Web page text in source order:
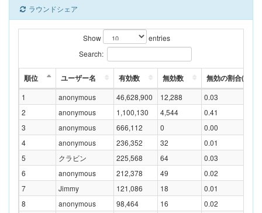
ラウンドシェア
Show
entries
Search:
順位 ユーザー名 有効数 無効数 無効の割合(%)
1 anonymous 46,628,900 12,288
0.03
2
anonymous 1,100,130 4,544
0.41
3
anonymous 666,112 0
0.00
4
anonymous 236,352 32
0.01
5
クラビン 225,568 64
0.03
6
anonymous 212,378 49
0.02
7
Jimmy 121,086 18
0.01
8
anonymous 98,464 16
0.02